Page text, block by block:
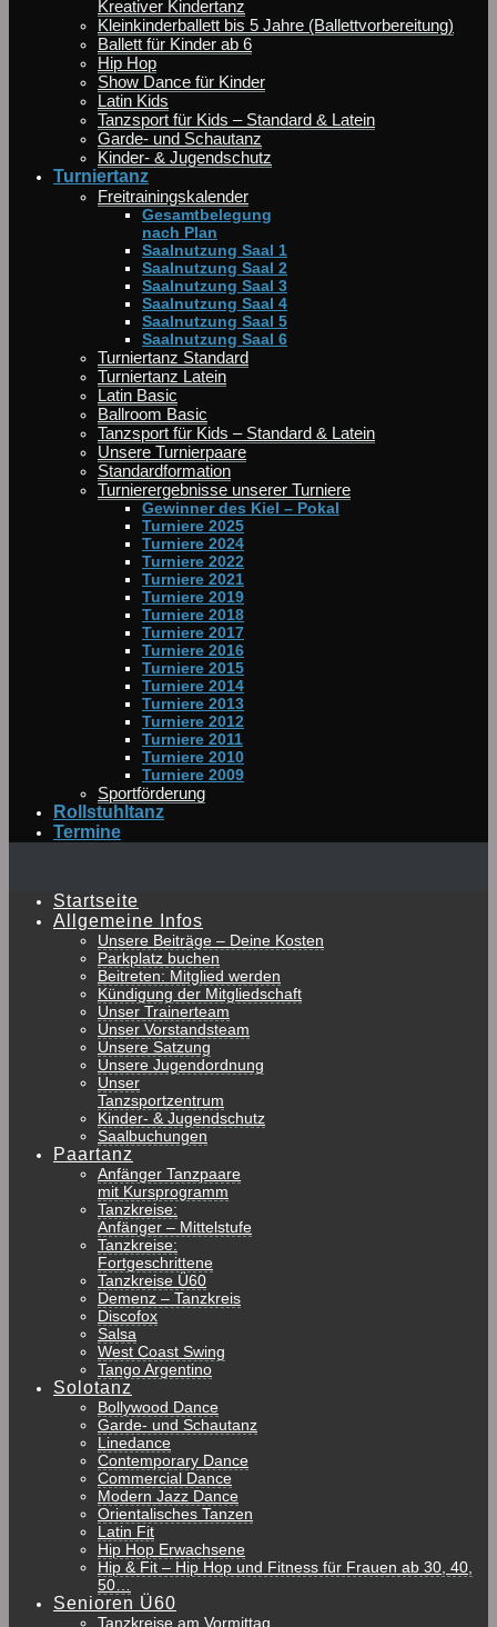
Kreativer Kindertanz
Kleinkinderballett bis 5 Jahre (Ballettvorbereitung)
Ballett für Kinder ab 6
Hip Hop
Show Dance für Kinder
Latin Kids
Tanzsport für Kids – Standard & Latein
Garde- und Schautanz
Kinder- & Jugendschutz
Turniertanz
Freitrainingskalender
Gesamtbelegung
nach Plan
Saalnutzung Saal 1
Saalnutzung Saal 2
Saalnutzung Saal 3
Saalnutzung Saal 4
Saalnutzung Saal 5
Saalnutzung Saal 6
Turniertanz Standard
Turniertanz Latein
Latin Basic
Ballroom Basic
Tanzsport für Kids – Standard & Latein
Unsere Turnierpaare
Standardformation
Turnierergebnisse unserer Turniere
Gewinner des Kiel – Pokal
Turniere 2025
Turniere 2024
Turniere 2022
Turniere 2021
Turniere 2019
Turniere 2018
Turniere 2017
Turniere 2016
Turniere 2015
Turniere 2014
Turniere 2013
Turniere 2012
Turniere 2011
Turniere 2010
Turniere 2009
Sportförderung
Rollstuhltanz
Termine
Startseite
Allgemeine Infos
Unsere Beiträge – Deine Kosten
Parkplatz buchen
Beitreten: Mitglied werden
Kündigung der Mitgliedschaft
Unser Trainerteam
Unser Vorstandsteam
Unsere Satzung
Unsere Jugendordnung
Unser
Tanzsportzentrum
Kinder- & Jugendschutz
Saalbuchungen
Paartanz
Anfänger Tanzpaare
mit Kursprogramm
Tanzkreise:
Anfänger – Mittelstufe
Tanzkreise:
Fortgeschrittene
Tanzkreise Ü60
Demenz – Tanzkreis
Discofox
Salsa
West Coast Swing
Tango Argentino
Solotanz
Bollywood Dance
Garde- und Schautanz
Linedance
Contemporary Dance
Commercial Dance
Modern Jazz Dance
Orientalisches Tanzen
Latin Fit
Hip Hop Erwachsene
Hip & Fit – Hip Hop und Fitness für Frauen ab 30, 40,
50…
Senioren Ü60
Tanzkreise am Vormittag